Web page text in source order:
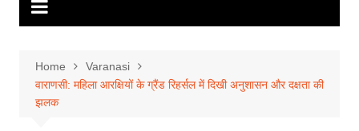
Home
Varanasi
वाराणसी: महिला आरक्षियों के ग्रैंड रिहर्सल में दिखी अनुशासन और दक्षता की
झलक